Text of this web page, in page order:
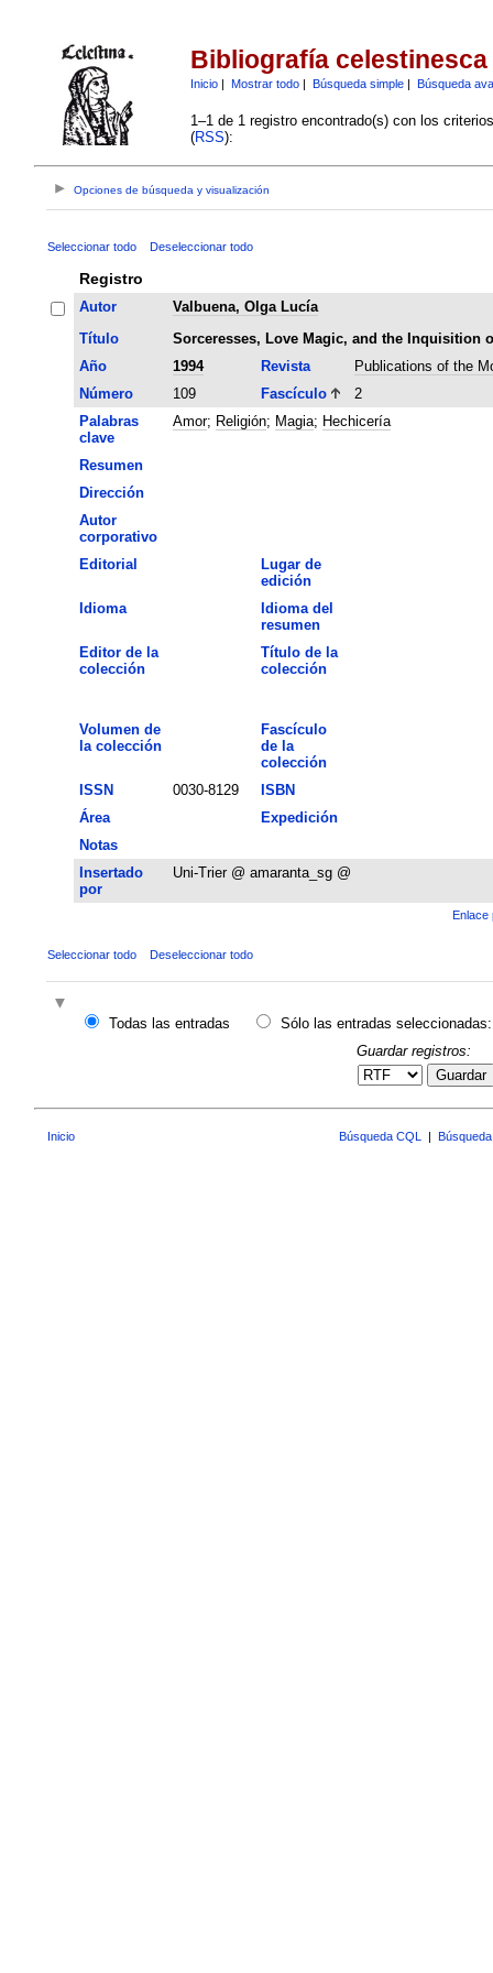
Bibliografía celestinesca
Inicio| Mostrar todo| Búsqueda simple| Búsqueda
1–1 de 1 registro encontrado(s) con los
(RSS):
Opciones de búsqueda y visualización
Seleccionar todo Deseleccionar todo
Registro
Autor
Valbuena, Olga Lucía
Título
Sorceresses, Love Magic, and the Inquisition
Año
1994 Revista
Publications of the
Número
109 Fascículo
2
Palabras
clave
Amor; Religión; Magia; Hechicería
Resumen
Dirección
Autor
corporativo
Editorial
Lugar de
edición
Idioma
Idioma del
resumen
Editor de la
colección
Título de la
colección
Volumen de
la colección
Fascículo
de la
colección
ISSN
0030-8129
ISBN
Área
Expedición
Notas
Insertado
por
Uni-Trier @ amaranta_sg @
Enlace
Seleccionar todo Deseleccionar todo
Todas las entradas
Sólo las entradas seleccionadas:
Guardar registros:
Guardar
Inicio Búsqueda CQL